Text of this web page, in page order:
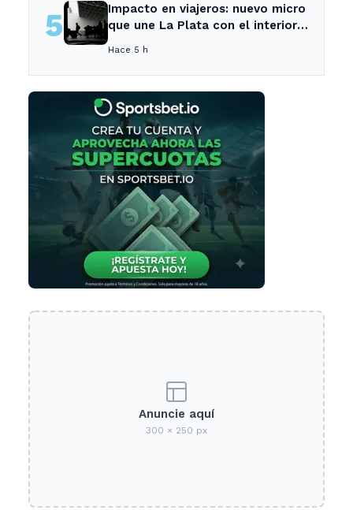
5
Impacto en viajeros: nuevo micro
que une La Plata con el interior
Hace 5 h
Anuncie aquí
300 × 250 px